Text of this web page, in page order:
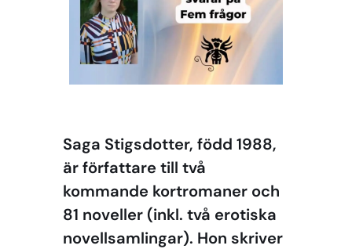
Saga Stigsdotter, född 1988,
är författare till två
kommande kortromaner och
81 noveller (inkl. två erotiska
novellsamlingar). Hon skriver